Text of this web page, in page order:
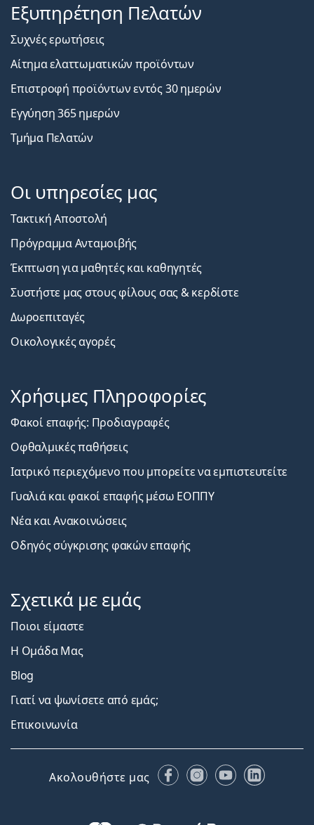
Εξυπηρέτηση Πελατών
Συχνές ερωτήσεις
Αίτημα ελαττωματικών προϊόντων
Επιστροφή προϊόντων εντός 30 ημερών
Εγγύηση 365 ημερών
Τμήμα Πελατών
Οι υπηρεσίες μας
Τακτική Αποστολή
Πρόγραμμα Ανταμοιβής
Έκπτωση για μαθητές και καθηγητές
Συστήστε μας στους φίλους σας & κερδίστε
Δωροεπιταγές
Οικολογικές αγορές
Χρήσιμες Πληροφορίες
Φακοί επαφής: Προδιαγραφές
Οφθαλμικές παθήσεις
Ιατρικό περιεχόμενο που μπορείτε να εμπιστευτείτε
Γυαλιά και φακοί επαφής μέσω ΕΟΠΠΥ
Νέα και Ανακοινώσεις
Οδηγός σύγκρισης φακών επαφής
Σχετικά με εμάς
Ποιοι είμαστε
Η Ομάδα Μας
Blog
Γιατί να ψωνίσετε από εμάς;
Επικοινωνία
Ακολουθήστε μας FacebookInstagram
YouTubeLinkedIn